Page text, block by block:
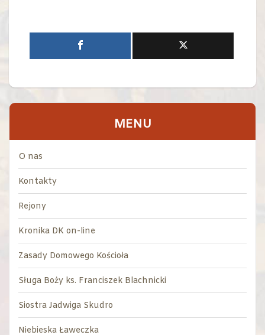
MENU
O nas
Kontakty
Rejony
Kronika DK on-line
Zasady Domowego Kościoła
Sługa Boży ks. Franciszek Blachnicki
Siostra Jadwiga Skudro
Niebieska Ławeczka